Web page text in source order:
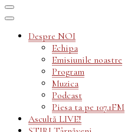
Despre NOI
Echipa
Emisiunile noastre
Program
Muzica
Podcast
Piesa ta pe 107.1FM
Ascultă LIVE!